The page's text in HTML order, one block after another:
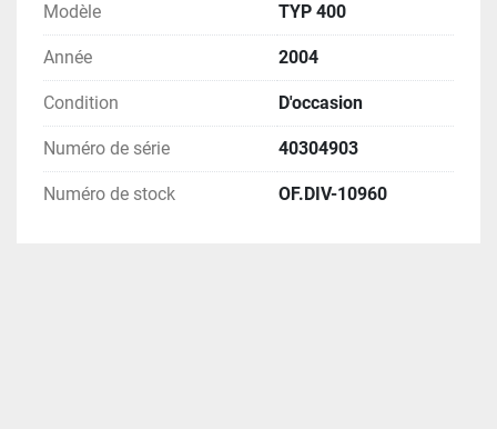
Modèle TYP 400
Année 2004
Condition D'occasion
Numéro de série 40304903
Numéro de stock OF.DIV-10960